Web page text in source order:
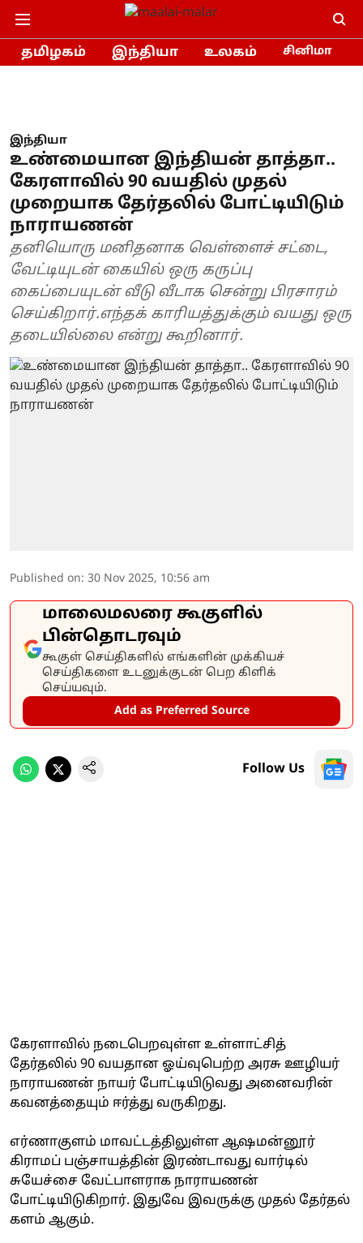
தமிழகம் இந்தியா உலகம் சினிமா
இந்தியா
உண்மையான இந்தியன் தாத்தா..
கேரளாவில் 90 வயதில் முதல்
முறையாக தேர்தலில் போட்டியிடும்
நாராயணன்
தனியொரு மனிதனாக வெள்ளைச் சட்டை,
வேட்டியுடன் கையில் ஒரு கருப்பு
கைப்பையுடன் வீடு வீடாக சென்று பிரசாரம்
செய்கிறார்.எந்தக் காரியத்துக்கும் வயது ஒரு
தடையில்லை என்று கூறினார்.
Published on: 30 Nov 2025, 10:56 am
மாலைமலரை கூகுளில்
பின்தொடரவும்
கூகுள் செய்திகளில் எங்களின் முக்கியச்
செய்திகளை உடனுக்குடன் பெற கிளிக்
செய்யவும்.
Add as Preferred Source
Follow Us
கேரளாவில் நடைபெறவுள்ள உள்ளாட்சித்
தேர்தலில் 90 வயதான ஓய்வுபெற்ற அரசு ஊழியர்
நாராயணன் நாயர் போட்டியிடுவது அனைவரின்
கவனத்தையும் ஈர்த்து வருகிறது.
எர்ணாகுளம் மாவட்டத்திலுள்ள ஆஷமன்னூர்
கிராமப் பஞ்சாயத்தின் இரண்டாவது வார்டில்
சுயேச்சை வேட்பாளராக நாராயணன்
போட்டியிடுகிறார். இதுவே இவருக்கு முதல் தேர்தல்
களம் ஆகும்.